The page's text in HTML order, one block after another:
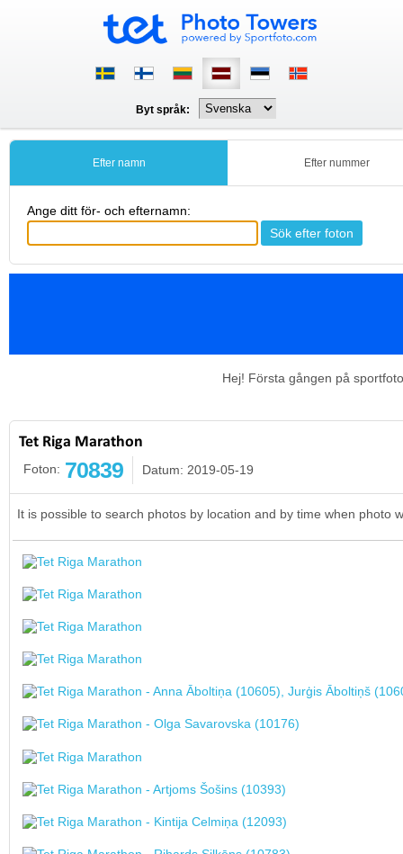
Byt språk:
Efter namn Efter nummer
Ange ditt för- och efternamn:
Hej! Första gången på
Tet Riga Marathon
Foton: 70839 Datum: 2019-05-19
It is possible to search photos by location and by time when photo